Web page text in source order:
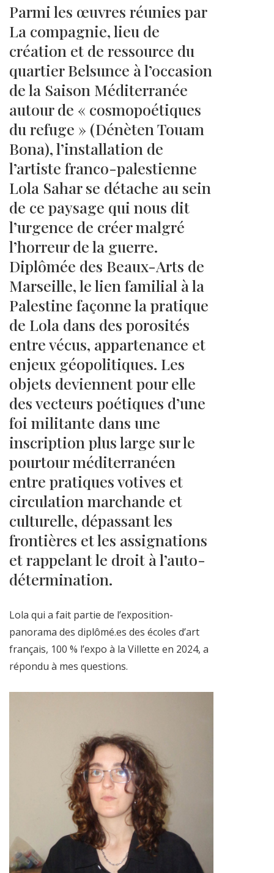
Parmi les œuvres réunies par
La compagnie, lieu de
création et de ressource du
quartier Belsunce à l’occasion
de la Saison Méditerranée
autour de « cosmopoétiques
du refuge » (Dénèten Touam
Bona), l’installation de
l’artiste franco-palestienne
Lola Sahar se détache au sein
de ce paysage qui nous dit
l’urgence de créer malgré
l’horreur de la guerre.
Diplômée des Beaux-Arts de
Marseille, le lien familial à la
Palestine façonne la pratique
de Lola dans des porosités
entre vécus, appartenance et
enjeux géopolitiques. Les
objets deviennent pour elle
des vecteurs poétiques d’une
foi militante dans une
inscription plus large sur le
pourtour méditerranéen
entre pratiques votives et
circulation marchande et
culturelle, dépassant les
frontières et les assignations
et rappelant le droit à l’auto-
détermination.
Lola qui a fait partie de l’exposition-
panorama des diplômé.es des écoles d’art
français, 100 % l’expo à la Villette en 2024, a
répondu à mes questions.